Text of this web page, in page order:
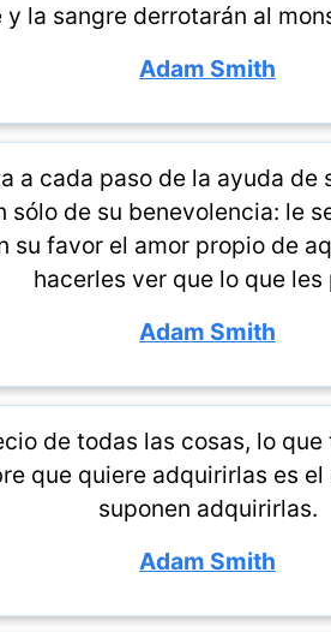
y la sangre derrotarán al
Adam Smith
a cada paso de la ayuda de
sólo de su benevolencia: le
su favor el amor propio de
hacerles ver que lo que les
Adam Smith
de todas las cosas, lo
que quiere adquirirlas es
suponen adquirirlas.
Adam Smith